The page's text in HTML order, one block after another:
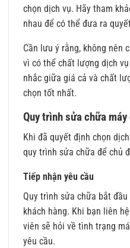
chọn dịch vụ. Hãy tham
nhau để có thể đưa ra
Cần lưu ý rằng, không nên
vì có thể chất lượng dịch
nhắc giữa giá cả và chất
chọn tốt nhất.
Quy trình sửa chữa
Khi đã quyết định chọn
quy trình sửa chữa để chủ
Tiếp nhận yêu cầu
Quy trình sửa chữa bắt
khách hàng. Khi bạn liên
viên sẽ hỏi về tình trạng
yêu cầu.